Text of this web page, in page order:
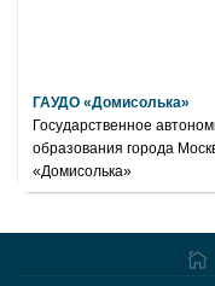
ГАУДО «Домисолька»
Государственное
образования города
«Домисолька»